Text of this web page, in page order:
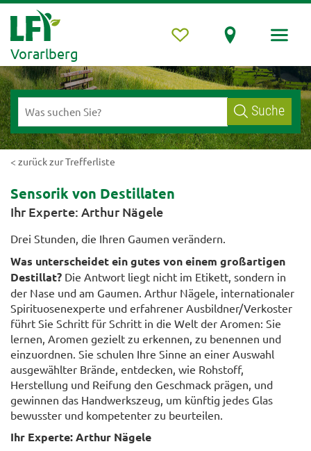
Vorarlberg
Suche
< zurück zur Trefferliste
Sensorik von Destillaten
Ihr Experte: Arthur Nägele
Drei Stunden, die Ihren Gaumen verändern.
Was unterscheidet ein gutes von einem großartigen
Destillat? Die Antwort liegt nicht im Etikett, sondern in
der Nase und am Gaumen. Arthur Nägele, internationaler
Spirituosenexperte und erfahrener Ausbildner/Verkoster
führt Sie Schritt für Schritt in die Welt der Aromen: Sie
lernen, Aromen gezielt zu erkennen, zu benennen und
einzuordnen. Sie schulen Ihre Sinne an einer Auswahl
ausgewählter Brände, entdecken, wie Rohstoff,
Herstellung und Reifung den Geschmack prägen, und
gewinnen das Handwerkszeug, um künftig jedes Glas
bewusster und kompetenter zu beurteilen.
Ihr Experte: Arthur Nägele